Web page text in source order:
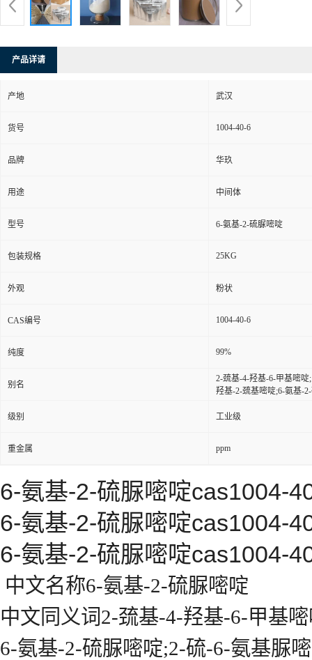
产品详请
产地 武汉
货号 1004-40-6
品牌 华玖
用途 中间体
型号 6-氨基-2-硫脲嘧啶
包装规格 25KG
外观 粉状
CAS编号 1004-40-6
纯度 99%
别名
2-巯基-4-羟基-6-甲基嘧
羟基-2-巯基嘧啶;6-氨基-
级别 工业级
重金属 ppm
6-氨基-2-硫脲嘧啶cas1004-
6-氨基-2-硫脲嘧啶cas1004-
6-氨基-2-硫脲嘧啶cas1004-
中文名称6-氨基-2-硫脲嘧啶
中文同义词2-巯基-4-羟基-6-甲基
6-氨基-2-硫脲嘧啶;2-硫-6-氨基脲